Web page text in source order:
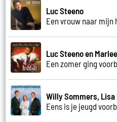
Luc Steeno
Een vrouw naar mijn
Luc Steeno en
Een zomer ging
Willy Sommers, Lisa
Eens is je jeugd